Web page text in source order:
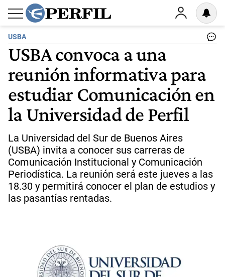
USBA
USBA convoca a una
reunión informativa para
estudiar Comunicación en
la Universidad de Perfil
La Universidad del Sur de Buenos Aires
(USBA) invita a conocer sus carreras de
Comunicación Institucional y Comunicación
Periodística. La reunión será este jueves a las
18.30 y permitirá conocer el plan de estudios y
las pasantías rentadas.